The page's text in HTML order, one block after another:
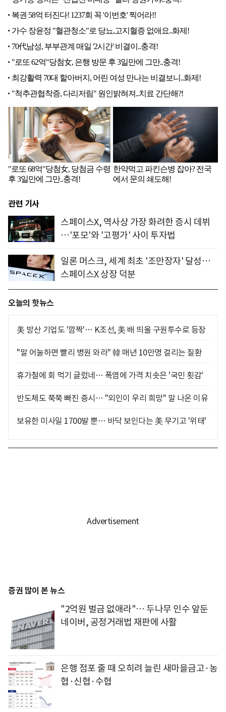
관련 기사
스페이스X, 역사상 가장 화려한 증시 데뷔
…'포모'와 '고평가' 사이 투자법
일론 머스크, 세계 최초 '조만장자' 달성…
스페이스X 상장 덕분
오늘의 핫뉴스
美 방산 기업도 '깜짝'… K조선, 美 배 띄울 구원투수로 등장
"말 어눌하면 빨리 병원 와라" 韓 매년 10만명 걸리는 질환
휴가철에 회 먹기 글렀네… 폭염에 가격 치솟은 '국민 횟감'
반도체도 쭉쭉 빠진 증시… "외인이 우리 희망" 말 나온 이유
보유한 미사일 1700발 뿐… 바닥 보인다는 美 무기고 '위태'
증권 많이 본 뉴스
"2억원 벌금 없애라"… 두나무 인수 앞둔
네이버, 공정거래법 재판에 사활
은행 점포 줄 때 오히려 늘린 새마을금고·농
협·신협·수협